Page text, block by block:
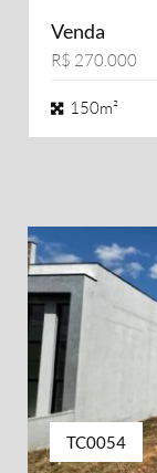
Venda
R$ 270.000
150m²
TC0054